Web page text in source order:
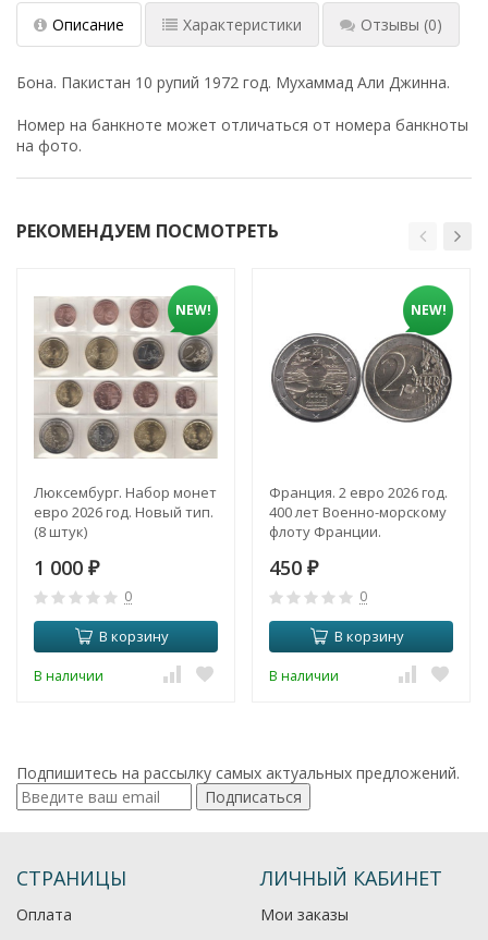
Описание Характеристики Отзывы (0)
Бона. Пакистан 10 рупий 1972 год. Мухаммад Али Джинна.
Номер на банкноте может отличаться от номера банкноты
на фото.
РЕКОМЕНДУЕМ ПОСМОТРЕТЬ
NEW!
Люксембург. Набор монет
евро 2026 год. Новый тип.
(8 штук)
1 000 ₽
0
В корзину
В наличии
NEW!
Франция. 2 евро 2026 год.
400 лет Военно-морскому
флоту Франции.
450 ₽
0
В корзину
В наличии
Подпишитесь на рассылку самых актуальных предложений.
Подписаться
СТРАНИЦЫ
Оплата
ЛИЧНЫЙ КАБИНЕТ
Мои заказы